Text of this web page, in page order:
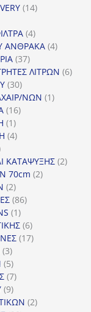
προϊόν
1414
44
προϊόντα
ΑΝΘΡΑΚΑ 44
3737
προϊόντα
ΛΙΤΡΩΝ 66
3030
προϊόντα
ΝΩΝ 11
1616
11
προϊόν
44
ΚΑΤΑΨΥΞΗΣ 22
70cm 22
22
προϊόντα
8686
11
προϊόν
66
προϊόντα
1717
33
προϊόντα
55
προϊόντα
77
99
προϊόντα
22